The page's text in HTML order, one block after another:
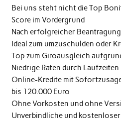
Bei uns steht nicht die Top
Score im Vordergrund
Nach erfolgreicher
Ideal zum umzuschulden oder
Top zum Giroausgleich
Niedrige Raten durch
Online-Kredite mit
bis 120.000 Euro
Ohne Vorkosten und ohne
Unverbindliche und